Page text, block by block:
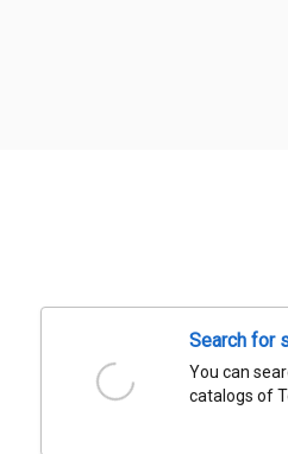
Search for
You can
catalogs of